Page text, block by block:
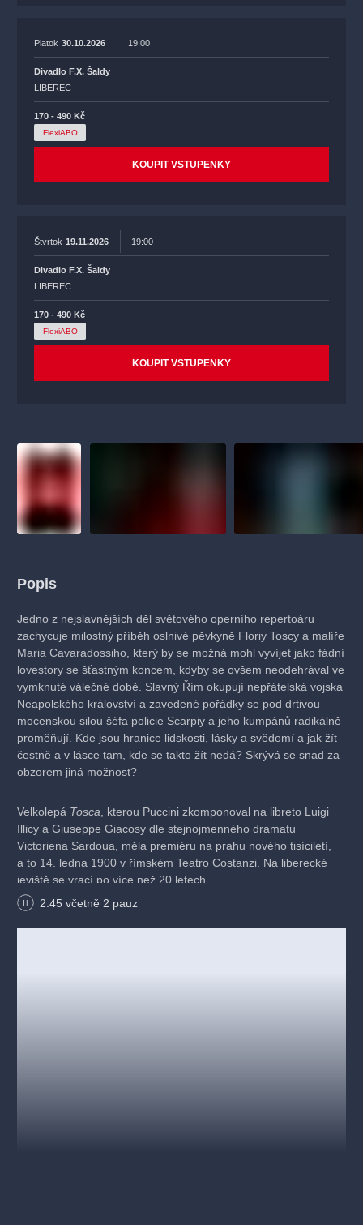
Piatok 30.10.2026 19:00
Divadlo F.X. Šaldy
LIBEREC
170 - 490 Kč
FlexiABO
KOUPIT VSTUPENKY
Štvrtok 19.11.2026 19:00
Divadlo F.X. Šaldy
LIBEREC
170 - 490 Kč
FlexiABO
KOUPIT VSTUPENKY
Popis
Jedno z nejslavnějších děl světového operního repertoáru
zachycuje milostný příběh oslnivé pěvkyně Floriy Toscy a malíře
Maria Cavaradossiho, který by se možná mohl vyvíjet jako fádní
lovestory se šťastným koncem, kdyby se ovšem neodehrával ve
vymknuté válečné době. Slavný Řím okupují nepřátelská vojska
Neapolského království a zavedené pořádky se pod drtivou
mocenskou silou šéfa policie Scarpiy a jeho kumpánů radikálně
proměňují. Kde jsou hranice lidskosti, lásky a svědomí a jak žít
čestně a v lásce tam, kde se takto žít nedá? Skrývá se snad za
obzorem jiná možnost?
Velkolepá Tosca, kterou Puccini zkomponoval na libreto Luigi
Illicy a Giuseppe Giacosy dle stejnojmenného dramatu
Victoriena Sardoua, měla premiéru na prahu nového tisíciletí,
a to 14. ledna 1900 v římském Teatro Costanzi. Na liberecké
jeviště se vrací po více než 20 letech.
2:45 včetně 2 pauz